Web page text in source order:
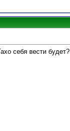
себя вести будет?